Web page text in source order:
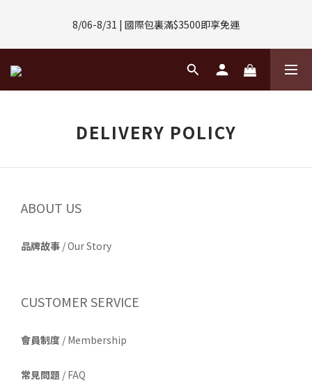
(數量有限售完不補)
8/06-8/31 | 國際包裏滿$3500即享免運
8/08-8/10 | 全館任選3件 贈 $188購物金
(數量有限售完不補)
DELIVERY POLICY
ABOUT US
品牌故事 /Our Story
CUSTOMER SERVICE
會員制度 / Membership
常見問題 / FAQ